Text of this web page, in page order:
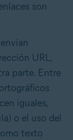
son
URL,
parte. Entre
iguales,
o el uso del
texto